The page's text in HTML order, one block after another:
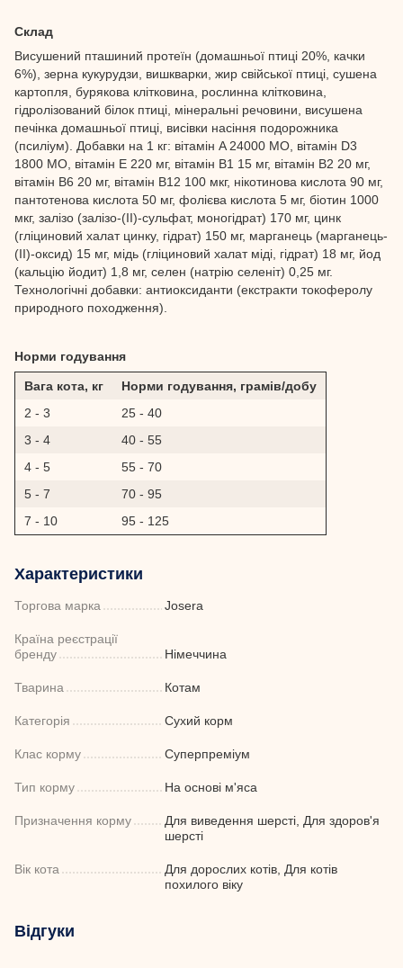
Склад
Висушений пташиний протеїн (домашньої птиці 20%, качки
6%), зерна кукурудзи, вишкварки, жир свійської птиці, сушена
картопля, бурякова клітковина, рослинна клітковина,
гідролізований білок птиці, мінеральні речовини, висушена
печінка домашньої птиці, висівки насіння подорожника
(псиліум). Добавки на 1 кг: вітамін A 24000 МО, вітамін D3
1800 МО, вітамін E 220 мг, вітамін B1 15 мг, вітамін B2 20 мг,
вітамін B6 20 мг, вітамін B12 100 мкг, нікотинова кислота 90 мг,
пантотенова кислота 50 мг, фолієва кислота 5 мг, біотин 1000
мкг, залізо (залізо-(II)-сульфат, моногідрат) 170 мг, цинк
(гліциновий халат цинку, гідрат) 150 мг, марганець (марганець-
(II)-оксид) 15 мг, мідь (гліциновий халат міді, гідрат) 18 мг, йод
(кальцію йодит) 1,8 мг, селен (натрію селеніт) 0,25 мг.
Технологічні добавки: антиоксиданти (екстракти токоферолу
природного походження).
Норми годування
Вага кота, кг
Норми годування, грамів/добу
2 - 3
25 - 40
3 - 4
40 - 55
4 - 5
55 - 70
5 - 7
70 - 95
7 - 10
95 - 125
Характеристики
Торгова марка Josera
Країна реєстрації
бренду
Німеччина
Тварина Котам
Категорія Сухий корм
Клас корму Суперпреміум
Тип корму На основі м'яса
Призначення корму
Для виведення шерсті, Для здоров'я
шерсті
Вік кота
Для дорослих котів, Для котів
похилого віку
Відгуки